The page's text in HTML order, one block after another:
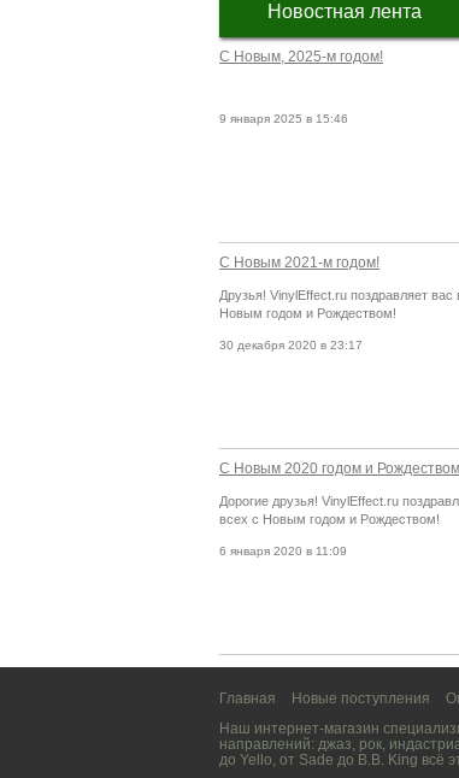
Новостная лента
С Новым, 2025-м годом!
9 января 2025 в 15:46
С Новым 2021-м годом!
Друзья! VinylEffect.ru поздравляет вас
Новым годом и Рождеством!
30 декабря 2020 в 23:17
С Новым 2020 годом и
Дорогие друзья! VinylEffect.ru
всех с Новым годом и Рождеством!
6 января 2020 в 11:09
Главная Новые поступления
Наш интернет-магазин
направлений: джаз, рок,
до Yello, от Sade до B.B. King всё